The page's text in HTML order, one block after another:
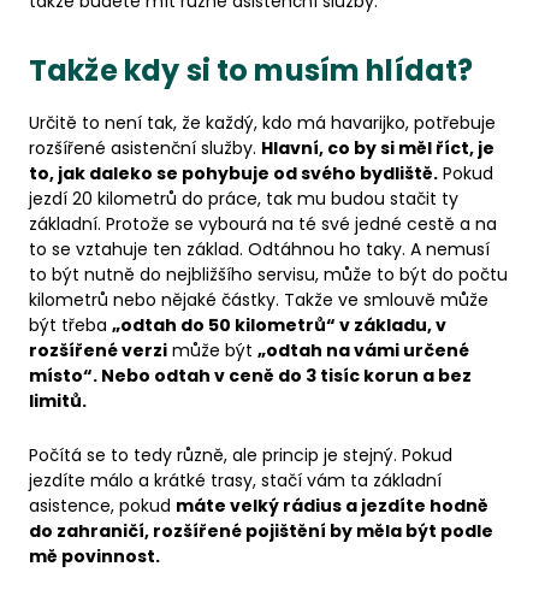
Takže kdy si to musím hlídat?
Určitě to není tak, že každý, kdo má havarijko, potřebuje
rozšířené asistenční služby. Hlavní, co by si měl říct, je
to, jak daleko se pohybuje od svého bydliště. Pokud
jezdí 20 kilometrů do práce, tak mu budou stačit ty
základní. Protože se vybourá na té své jedné cestě a na
to se vztahuje ten základ. Odtáhnou ho taky. A nemusí
to být nutně do nejbližšího servisu, může to být do počtu
kilometrů nebo nějaké částky. Takže ve smlouvě může
být třeba „odtah do 50 kilometrů“ v základu, v
rozšířené verzi může být „odtah na vámi určené
místo“. Nebo odtah v ceně do 3 tisíc korun a bez
limitů.
Počítá se to tedy různě, ale princip je stejný. Pokud
jezdíte málo a krátké trasy, stačí vám ta základní
asistence, pokud máte velký rádius a jezdíte hodně
do zahraničí, rozšířené pojištění by měla být podle
mě povinnost.